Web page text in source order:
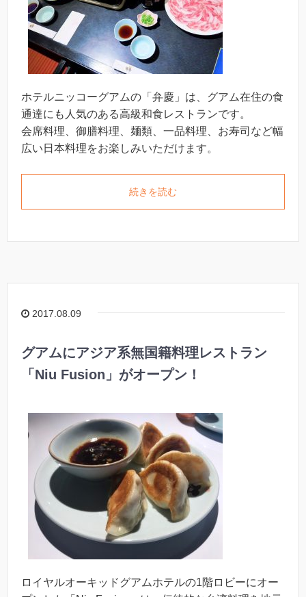
ホテルニッコーグアムの「弁慶」は、グアム在住の食
通達にも人気のある高級和食レストランです。
会席料理、御膳料理、麺類、一品料理、お寿司など幅
広い日本料理をお楽しみいただけます。
続きを読む
2017.08.09
グアムにアジア系無国籍料理レストラン
「Niu Fusion」がオープン！
ロイヤルオーキッドグアムホテルの1階ロビーにオー